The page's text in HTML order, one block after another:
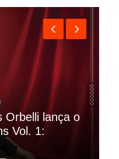
as
nova